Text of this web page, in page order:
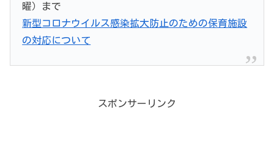
曜）まで
新型コロナウイルス感染拡大防止のための保育施設
の対応について
スポンサーリンク